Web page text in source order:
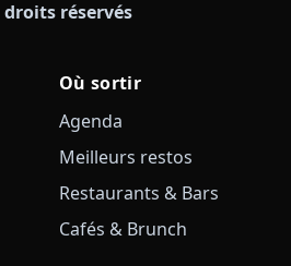
réservés
Où sortir
Agenda
Meilleurs restos
Restaurants & Bars
Cafés & Brunch